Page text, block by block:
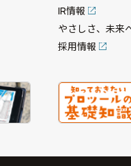
IR情報
やさしさ、未来
採用情報